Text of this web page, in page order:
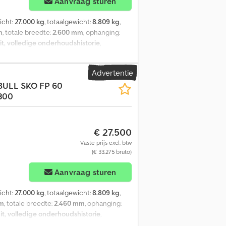
27.000 kg, totaalgewicht:8.809 kg,
, totale breedte:2.600 mm, ophanging:
volledige onderhoudshistorie,
Dcodpfx Aozrgx Iecaok Assen
4 stalen sluitstangen FP-geïsoleerde
remsysteem Antiblokkeer-remsysteem
linker achterklep Contact
( 6+1) Bandenmaat - 385 / 65
Lengte/breedte/hoogte -
3 assen Palletkist Capaciteit 36
links - 5 mm Midden rechts - 5 mm Achter
Advertentie
SKO FP 60
€ 27.500
Vaste prijs excl. btw
(€ 33.275 bruto)
Aanvraag sturen
27.000 kg, totaalgewicht:8.809 kg,
, totale breedte:2.460 mm, ophanging:
volledige onderhoudshistorie,